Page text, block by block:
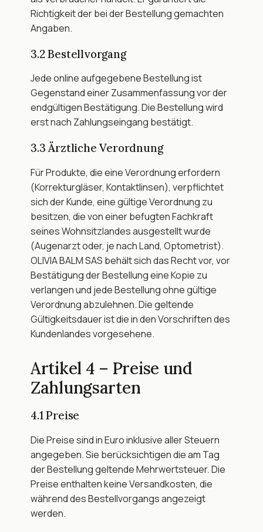
Richtigkeit der bei der Bestellung gemachten
Angaben.
3.2 Bestellvorgang
Jede online aufgegebene Bestellung ist
Gegenstand einer Zusammenfassung vor der
endgültigen Bestätigung. Die Bestellung wird
erst nach Zahlungseingang bestätigt.
3.3 Ärztliche Verordnung
Für Produkte, die eine Verordnung erfordern
(Korrekturgläser, Kontaktlinsen), verpflichtet
sich der Kunde, eine gültige Verordnung zu
besitzen, die von einer befugten Fachkraft
seines Wohnsitzlandes ausgestellt wurde
(Augenarzt oder, je nach Land, Optometrist).
OLIVIA BALM SAS behält sich das Recht vor, vor
Bestätigung der Bestellung eine Kopie zu
verlangen und jede Bestellung ohne gültige
Verordnung abzulehnen. Die geltende
Gültigkeitsdauer ist die in den Vorschriften des
Kundenlandes vorgesehene.
Artikel 4 – Preise und
Zahlungsarten
4.1 Preise
Die Preise sind in Euro inklusive aller Steuern
angegeben. Sie berücksichtigen die am Tag
der Bestellung geltende Mehrwertsteuer. Die
Preise enthalten keine Versandkosten, die
während des Bestellvorgangs angezeigt
werden.